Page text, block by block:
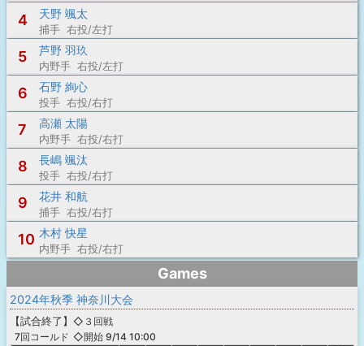
4 天野 颯太
捕手 右投/左打
5 芦野 羽玖
内野手 右投/左打
6 石野 絢心
投手 右投/右打
7 高瀬 太陽
内野手 右投/右打
8 長嶋 颯汰
投手 右投/右打
9 花井 和航
捕手 右投/右打
10 木村 快星
内野手 右投/右打
Games
2024年秋季 神奈川大会
【試合終了 】
7回コールド
◇３回戦
◇開始 9/14 10:00